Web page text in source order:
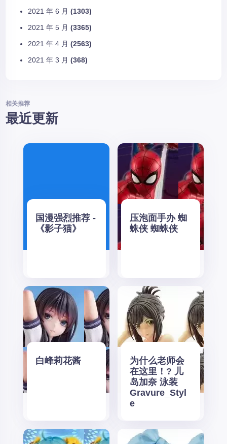
2021 年 6 月 (1303)
2021 年 5 月 (3365)
2021 年 4 月 (2563)
2021 年 3 月 (368)
相关推荐
最近更新
国漫强烈推荐 -
《影子猫》
压泡面手办 蜘
蛛侠 蜘蛛侠
白峰莉花酱
为什么老师会
在这里！? 儿
岛加奈 泳装
Gravure_Styl
e